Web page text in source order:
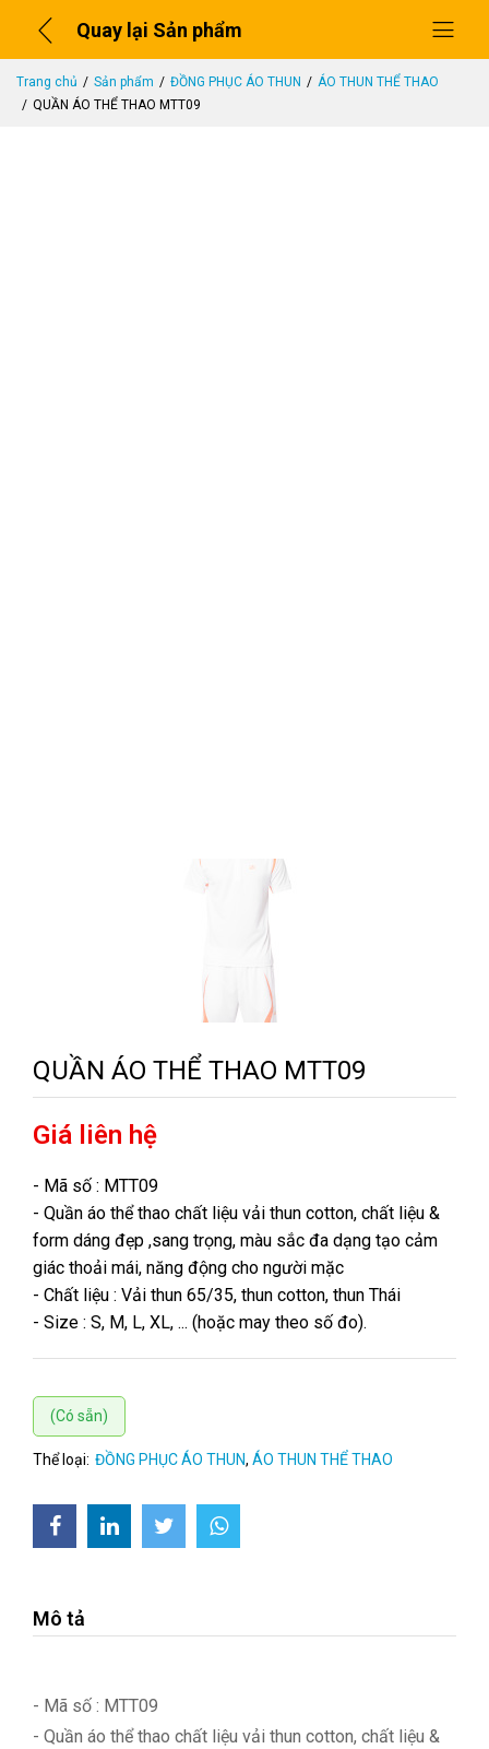
Quay lại Sản phẩm
Trang chủ Sản phẩm ĐỒNG PHỤC ÁO THUN
ÁO THUN THỂ THAO
QUẦN ÁO THỂ THAO MTT09
QUẦN ÁO THỂ THAO MTT09
Giá liên hệ
- Mã số : MTT09
- Quần áo thể thao chất liệu vải thun cotton, chất liệu &
form dáng đẹp ,sang trọng, màu sắc đa dạng tạo cảm
giác thoải mái, năng động cho người mặc
- Chất liệu : Vải thun 65/35, thun cotton, thun Thái
- Size : S, M, L, XL, ... (hoặc may theo số đo).
(Có sẵn)
Thể loại: ĐỒNG PHỤC ÁO THUN, ÁO THUN THỂ THAO
Mô tả
- Mã số : MTT09
- Quần áo thể thao chất liệu vải thun cotton, chất liệu &